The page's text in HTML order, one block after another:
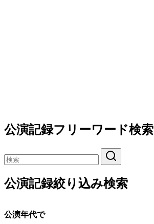
公演記録フリーワード検索
公演記録絞り込み検索
公演年代で